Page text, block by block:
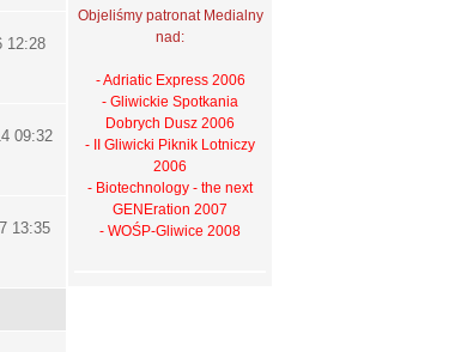
12:28
09:32
13:35
Objeliśmy patronat Medialny
nad:
- Adriatic Express 2006
- Gliwickie Spotkania
Dobrych Dusz 2006
- II Gliwicki Piknik Lotniczy
2006
- Biotechnology - the next
GENEration 2007
- WOŚP-Gliwice 2008